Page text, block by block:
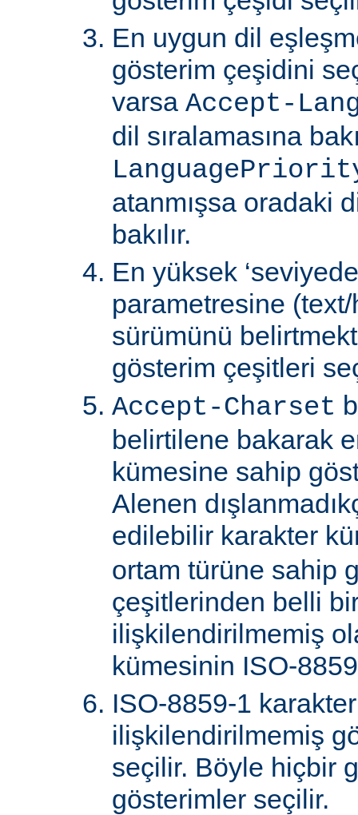
En uygun dil
gösterim çeşidini
varsa Accept-
dil sıralamasına
atanmışsa oradaki
bakılır.
En yüksek
parametresine
sürümünü
gösterim çeşitleri
Accept-Charset
belirtilene bakarak
kümesine sahip
Alenen
edilebilir karakter
ortam türüne sahip
çeşitlerinden belli
ilişkilendirilmemiş
kümesinin ISO-
ISO-8859-1
ilişkilendirilmemiş
seçilir. Böyle hiçbir
gösterimler seçilir.